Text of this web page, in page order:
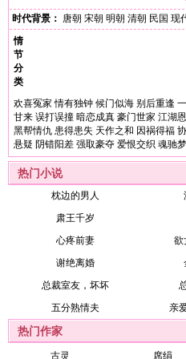
时代背景： 唐朝 宋朝 明朝 清朝 民国 现
情
节
分
类
欢喜冤家 情有独钟 候门似海 别后重逢
甘来 误打误撞 暗恋成真 豪门世家 江湖
黑帮情仇 患得患失 天作之和 因祸得福
悬疑 阴错阳差 强取豪夺 爱恨交织 魂驰
热门小说
枕边的男人
肃王千岁
心疼前妻
欲
谢绝离婚
总裁室友，坏坏
五分熟情夫
亲
热门作家
古灵 席绢